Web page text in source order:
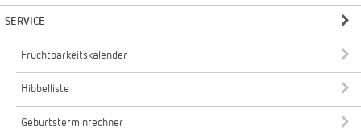
SERVICE
Fruchtbarkeitskalender
Hibbelliste
Geburtsterminrechner